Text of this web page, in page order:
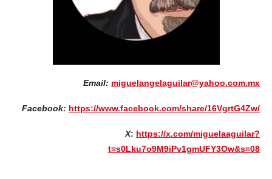
Email: miguelangelaguilar@yahoo.com.mx
Facebook: https://www.facebook.com/share/16VgrtG4Zw/
X: https://x.com/miguelaaguilar?
t=s0Lku7o9M9iPv1gmUFY3Ow&s=08